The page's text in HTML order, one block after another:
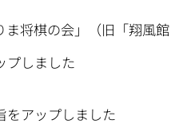
将棋の会」（旧「翔風館
しました
アップしました